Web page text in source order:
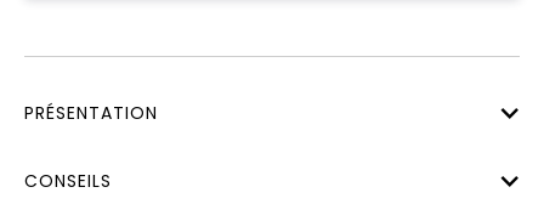
PRÉSENTATION
CONSEILS